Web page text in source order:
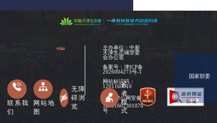
设
文
化
旅
主办单位：中新
天津生态城管委
会办公室
备案号： 津ICP备
2026004273号-1
网站标识码：
1201160010
津公网安备
12011602301078
号
联系我
们
网站地
图
无障
碍浏
览
长
者
模
式
国家部委